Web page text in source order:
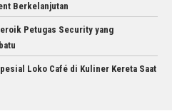
Berkelanjutan
Petugas Security yang
Loko Café di Kuliner Kereta Saat